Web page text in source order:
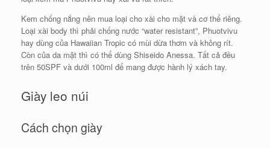
Kem chống nắng nên mua loại cho xài cho mặt và cơ thể riêng.
Loại xài body thì phải chống nước “water resistant”, Phuotvivu
hay dùng của Hawaiian Tropic có mùi dừa thơm và không rít.
Còn của da mặt thì có thể dùng Shiseido Anessa. Tất cả đều
trên 50SPF và dưới 100ml để mang được hành lý xách tay.
Giày leo núi
Cách chọn giày